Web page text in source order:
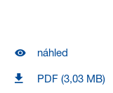
náhled
PDF (3,03 MB)